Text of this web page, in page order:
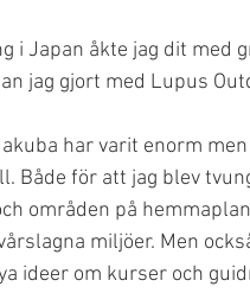
i Japan åkte jag dit med
jag gjort med Lupus
har varit enorm
Både för att jag blev
områden på
miljöer. Men
ideer om kurser och